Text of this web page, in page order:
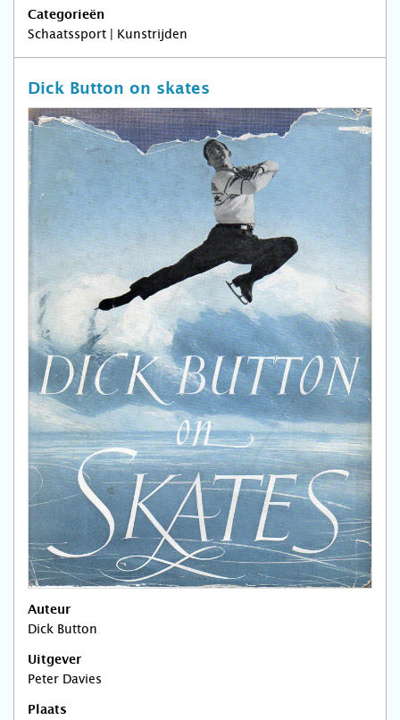
Categorieën
Schaatssport | Kunstrijden
Dick Button on skates
Auteur
Dick Button
Uitgever
Peter Davies
Plaats